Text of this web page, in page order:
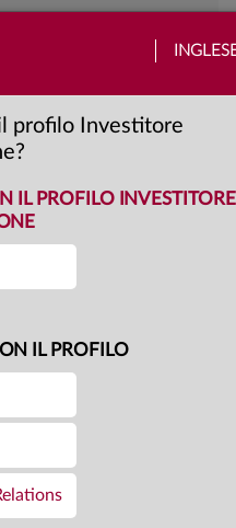
profilo Investitore
IL PROFILO INVESTITORE
IL PROFILO
Toggle
Crescita
Si prega di consultare il prospetto e